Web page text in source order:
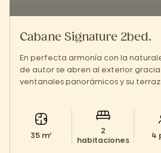
Cabane Signature 2bed.
En perfecta armonía con la
de autor se abren al exterior
ventanales panorámicos y su
35 m²
2
habitaciones
4